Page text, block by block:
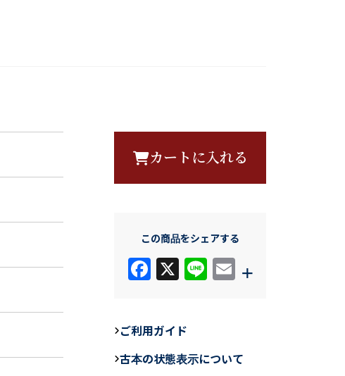
カートに入れる
この商品をシェアする
F
a
e
b
X Li
n
E
+
ご利用ガイド
古本の状態表示について